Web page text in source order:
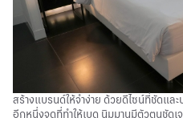
สร้างแบรนด์ให้จำง่าย ด้วยดีไซน์ที่ชัดแล
อีกหนึ่งจุดที่ทำให้เบด นิมมานมีตัวตนชัด